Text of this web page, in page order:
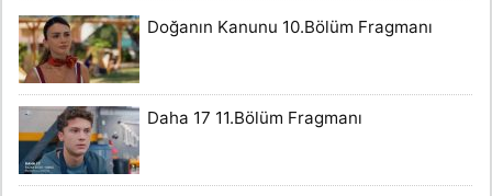
Doğanın Kanunu 10.Bölüm Fragmanı
Daha 17 11.Bölüm Fragmanı